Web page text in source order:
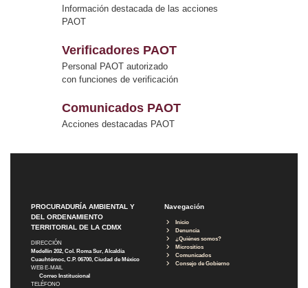
Información destacada de las acciones
PAOT
Verificadores PAOT
Personal PAOT autorizado
con funciones de verificación
Comunicados PAOT
Acciones destacadas PAOT
PROCURADURÍA AMBIENTAL Y
DEL ORDENAMIENTO
TERRITORIAL DE LA CDMX
DIRECCIÓN
Medellín 202, Col. Roma Sur, Alcaldía
Cuauhtémoc, C.P. 06700, Ciudad de México
WEB E-MAIL
Correo Institucional
TELÉFONO
Navegación
Inicio
Denuncia
¿Quiénes somos?
Micrositios
Comunicados
Consejo de Gobierno